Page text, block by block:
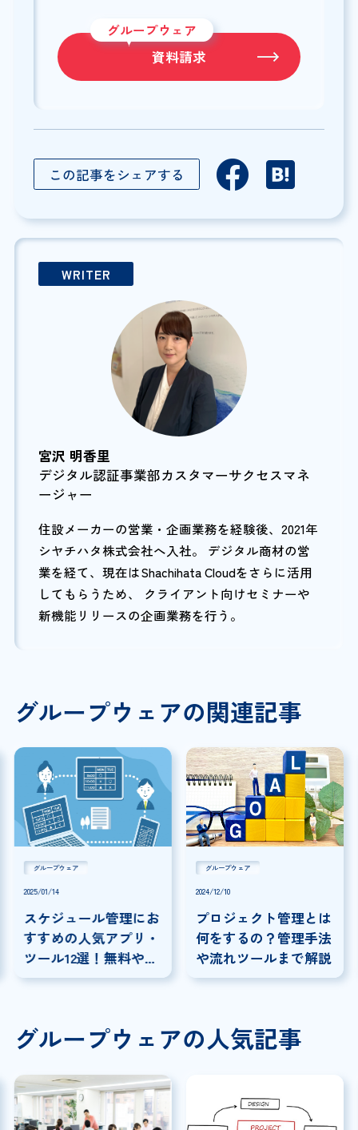
グループウェア
資料請求
この記事をシェアする
WRITER
宮沢 明香里
デジタル認証事業部カスタマーサクセスマネ
ージャー
住設メーカーの営業・企画業務を経験後、2021年
シヤチハタ株式会社へ入社。 デジタル商材の営
業を経て、現在はShachihata Cloudをさらに活用
してもらうため、 クライアント向けセミナーや
新機能リリースの企画業務を行う。
グループウェアの関連記事
グループウェア
2025/01/14
スケジュール管理にお
すすめの人気アプリ・
ツール12選！無料やビ
ジネスで使えるアプリ
グループウェア
2024/12/10
プロジェクト管理とは
何をするの？管理手法
や流れツールまで解説
グループウェアの人気記事